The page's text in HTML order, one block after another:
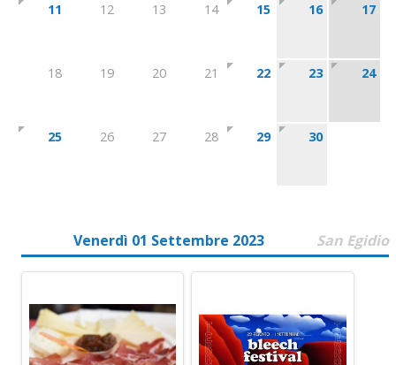
11 12 13 14 15 16 17
18 19 20 21 22 23 24
25 26 27 28 29 30
Venerdì 01 Settembre 2023 San Egidio